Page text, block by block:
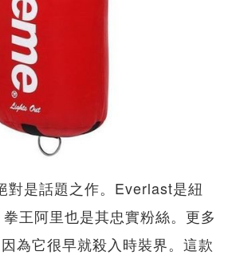
對是話題之作。Everlast是紐
王阿里也是其忠實粉絲。更多
為它很早就殺入時裝界。這款